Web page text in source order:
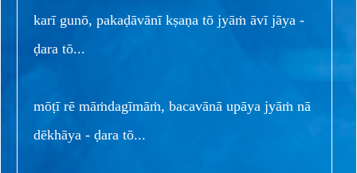
karī gunō, pakaḍāvānī kṣaṇa tō jyāṁ āvī jāya -
ḍara tō...
mōṭī rē māṁdagīmāṁ, bacavānā upāya jyāṁ nā
dēkhāya - ḍara tō...